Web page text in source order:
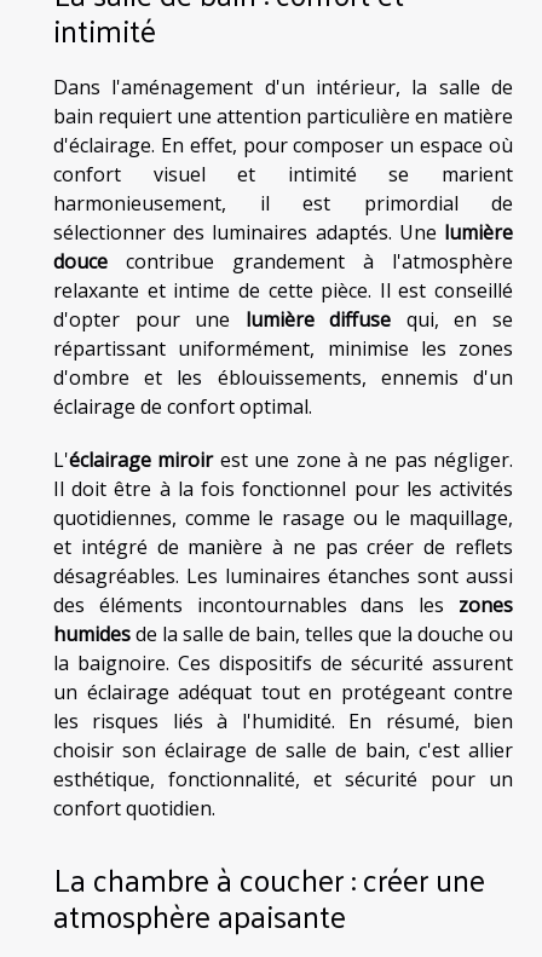
intimité
Dans l'aménagement d'un intérieur, la salle de
bain requiert une attention particulière en matière
d'éclairage. En effet, pour composer un espace où
confort visuel et intimité se marient
harmonieusement, il est primordial de
sélectionner des luminaires adaptés. Une lumière
douce contribue grandement à l'atmosphère
relaxante et intime de cette pièce. Il est conseillé
d'opter pour une lumière diffuse qui, en se
répartissant uniformément, minimise les zones
d'ombre et les éblouissements, ennemis d'un
éclairage de confort optimal.
L'éclairage miroirest une zone à ne pas négliger.
Il doit être à la fois fonctionnel pour les activités
quotidiennes, comme le rasage ou le maquillage,
et intégré de manière à ne pas créer de reflets
désagréables. Les luminaires étanches sont aussi
des éléments incontournables dans les zones
humidesde la salle de bain, telles que la douche ou
la baignoire. Ces dispositifs de sécurité assurent
un éclairage adéquat tout en protégeant contre
les risques liés à l'humidité. En résumé, bien
choisir son éclairage de salle de bain, c'est allier
esthétique, fonctionnalité, et sécurité pour un
confort quotidien.
La chambre à coucher : créer une
atmosphère apaisante